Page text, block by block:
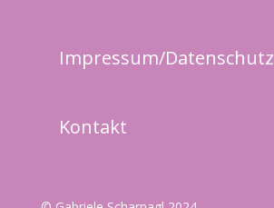
Impressum/Datenschutz
Kontakt